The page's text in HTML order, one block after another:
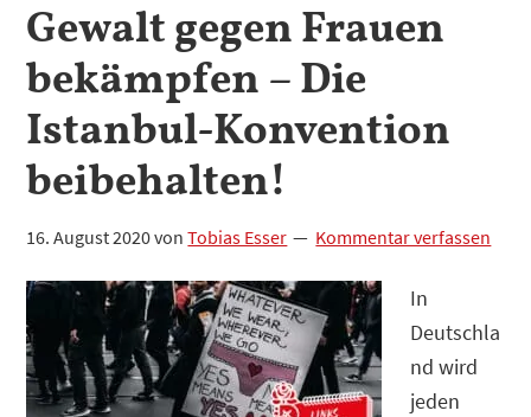
Gewalt gegen Frauen
bekämpfen – Die
Istanbul-Konvention
beibehalten!
16. August 2020vonTobias Esser Kommentar verfassen
In
Deutschla
nd wird
jeden